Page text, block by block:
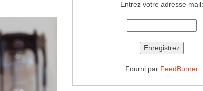
Entrez votre adresse mail:
Fourni par FeedBurner